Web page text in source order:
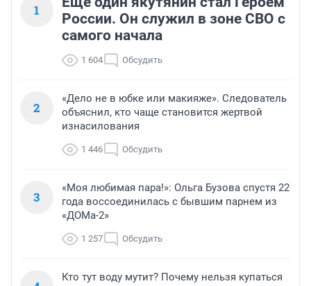
1
России. Он служил в зоне СВО с
самого начала
1 604 Обсудить
2
«Дело не в юбке или макияже». Следователь
объяснил, кто чаще становится жертвой
изнасилования
1 446 Обсудить
3
«Моя любимая пара!»: Ольга Бузова спустя 22
года воссоединилась с бывшим парнем из
«ДОМа-2»
1 257 Обсудить
Кто тут воду мутит? Почему нельзя купаться